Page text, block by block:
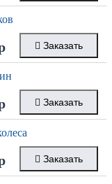
Заказать
Заказать
Заказать